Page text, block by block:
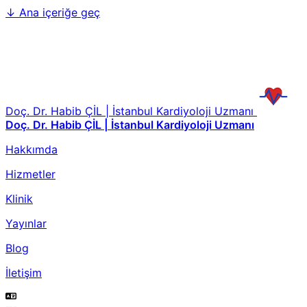
↓ Ana içeriğe geç
Doç. Dr. Habib ÇİL | İstanbul Kardiyoloji Uzmanı
Doç. Dr. Habib ÇİL | İstanbul Kardiyoloji Uzmanı
Hakkımda
Hizmetler
Klinik
Yayınlar
Blog
İletişim